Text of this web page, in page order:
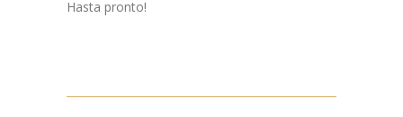
Hasta pronto!